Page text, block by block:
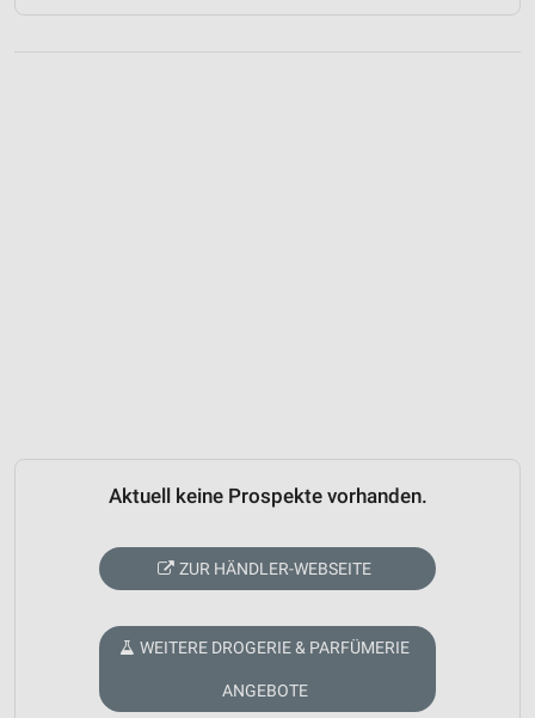
Aktuell keine Prospekte vorhanden.
ZUR HÄNDLER-WEBSEITE
WEITERE DROGERIE & PARFÜMERIE
ANGEBOTE